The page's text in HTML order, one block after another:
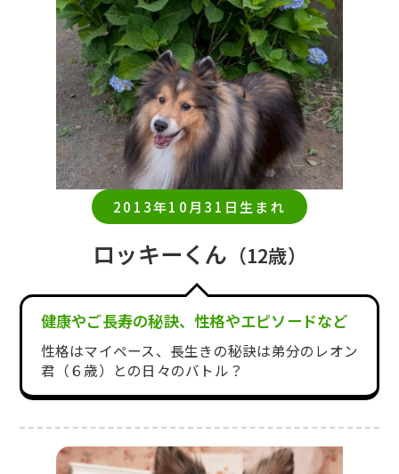
2013年10月31日生まれ
ロッキーくん （12歳）
健康やご長寿の秘訣、性格やエピソードなど
性格はマイペース、長生きの秘訣は弟分のレオン
君（６歳）との日々のバトル？